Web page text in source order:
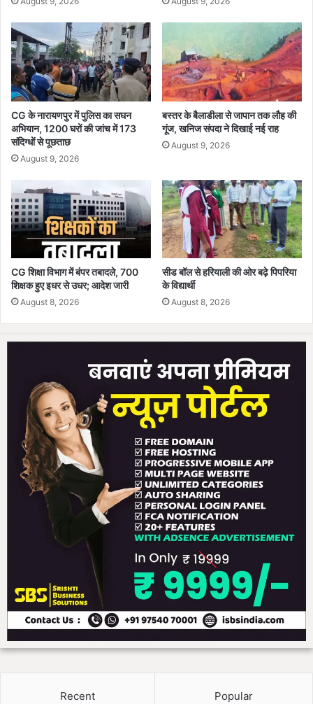
CG के नारायणपुर में पुलिस का सघन
अभियान, 1200 घरों की जांच में 173
संदिग्धों से पूछताछ
August 9, 2026
बस्तर के बैलाडीला से जापान तक लौह की
गूंज, खनिज संपदा ने दिखाई नई राह
August 9, 2026
CG शिक्षा विभाग में बंपर तबादले, 700
शिक्षक हुए इधर से उधर; आदेश जारी
August 8, 2026
सीड बॉल से हरियाली की ओर बढ़े पिपरिया
के विद्यार्थी
August 8, 2026
Recent Popular